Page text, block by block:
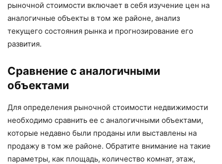
рыночной стоимости включает в себя изучение цен на
аналогичные объекты в том же районе, анализ
текущего состояния рынка и прогнозирование его
развития.
Сравнение с аналогичными
объектами
Для определения рыночной стоимости недвижимости
необходимо сравнить ее с аналогичными объектами,
которые недавно были проданы или выставлены на
продажу в том же районе. Обратите внимание на такие
параметры, как площадь, количество комнат, этаж,